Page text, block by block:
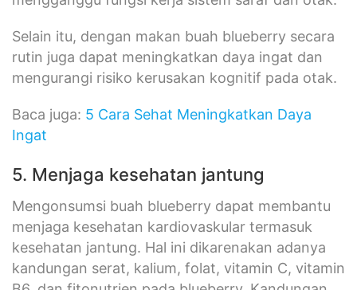
Selain itu, dengan makan buah blueberry secara
rutin juga dapat meningkatkan daya ingat dan
mengurangi risiko kerusakan kognitif pada otak.
Baca juga: 5 Cara Sehat Meningkatkan Daya
Ingat
5. Menjaga kesehatan jantung
Mengonsumsi buah blueberry dapat membantu
menjaga kesehatan kardiovaskular termasuk
kesehatan jantung. Hal ini dikarenakan adanya
kandungan serat, kalium, folat, vitamin C, vitamin